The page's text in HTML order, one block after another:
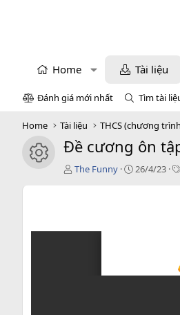
Home Tài liệu
Đánh giá mới nhất Tìm tài
Home Tài liệu THCS (chương
icon tài liệu
Đề cương ôn
T
ả
The Funny
C
26/4/23